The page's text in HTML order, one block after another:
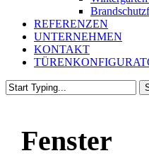
REFERENZEN
UNTERNEHMEN
KONTAKT
Fenster